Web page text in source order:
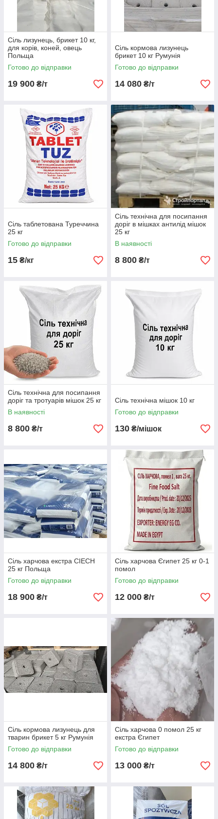
Сіль лизунець, брикет 10 кг,
для корів, коней, овець
Польща
Готово до відправки
19 900 ₴/т
Сіль кормова лизунець
брикет 10 кг Румунія
Готово до відправки
14 080 ₴/т
Сіль таблетована Туреччина
25 кг
Готово до відправки
15 ₴/кг
Сіль технічна для посипання
доріг в мішках антилід мішок
25 кг
В наявності
8 800 ₴/т
Сіль технічна для посипання
доріг та тротуарів мішок 25 кг
В наявності
8 800 ₴/т
Сіль технічна мішок 10 кг
Готово до відправки
130 ₴/мішок
Сіль харчова екстра CIECH
25 кг Польща
Готово до відправки
18 900 ₴/т
Сіль харчова Єгипет 25 кг 0-1
помол
Готово до відправки
12 000 ₴/т
Сіль кормова лизунець для
тварин брикет 5 кг Румунія
Готово до відправки
14 800 ₴/т
Сіль харчова 0 помол 25 кг
екстра Єгипет
Готово до відправки
13 000 ₴/т